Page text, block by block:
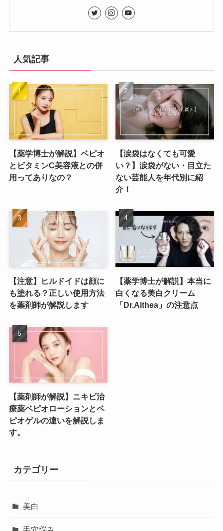
人気記事
【薬学博士が解説】ベピオ
とビタミンC美容液との併
用ってありなの？
【涙袋はなくても可愛
い？】涙袋がない・目立た
ない芸能人を年代別に紹
介！
【注意】ヒルドイドは顔に
も塗れる？正しい使用方法
を薬剤師が解説します
【薬学博士が解説】本当に
白くなる美白クリーム
「Dr.Althea」の注意点
【薬剤師が解説】ニキビ治
療薬ベピオローションとベ
ピオゲルの違いを解説しま
す。
カテゴリー
美白